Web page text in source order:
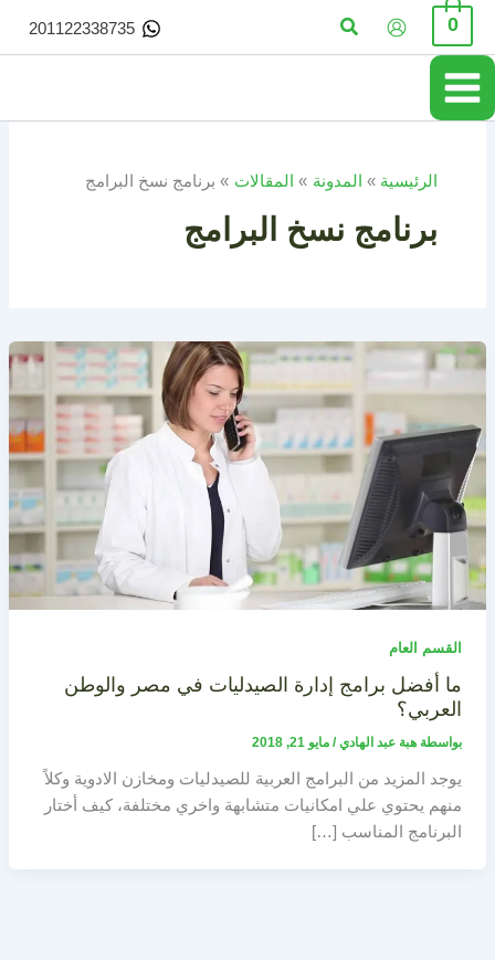
تخطي
المحتوى
0 البحث 201122338735
الرئيسية المدونة المقالات برنامج نسخ البرامج
برنامج نسخ البرامج
القسم العام
ما أفضل برامج إدارة الصيدليات في مصر والوطن
العربي؟
بواسطة هبة عبد الهادي/ مايو 21, 2018
يوجد المزيد من البرامج العربية للصيدليات ومخازن الادوية وكلاً
منهم يحتوي علي امكانيات متشابهة واخري مختلفة، كيف أختار
البرنامج المناسب […]